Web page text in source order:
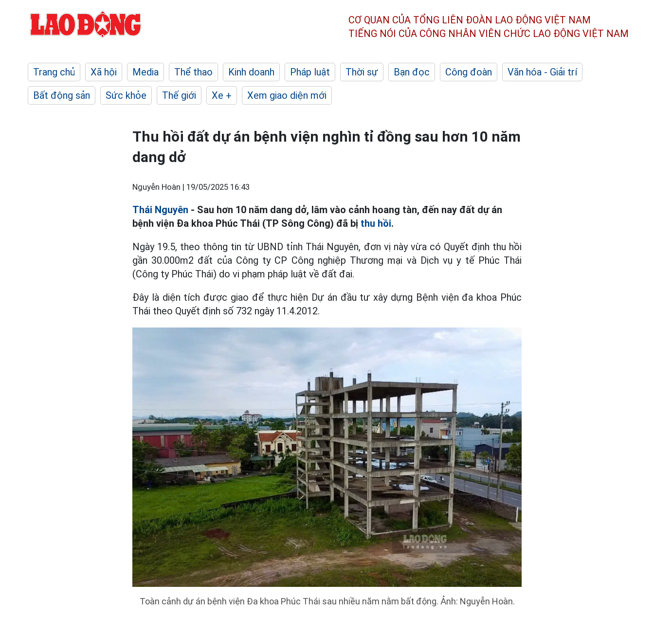
CƠ QUAN CỦA TỔNG LIÊN ĐOÀN LAO ĐỘNG VIỆT NAM
TIẾNG NÓI CỦA CÔNG NHÂN VIÊN CHỨC LAO ĐỘNG VIỆT NAM
Trang chủ Xã hội Media Thể thao Kinh doanh Pháp luật Thời sự Bạn đọc Công đoàn
Văn hóa - Giải trí
Bất động sản
Sức khỏe Thế giới Xe + Xem giao diện mới
Thu hồi đất dự án bệnh viện nghìn tỉ đồng sau hơn 10 năm
dang dở
Nguyễn Hoàn | 19/05/2025 16:43
Thái Nguyên - Sau hơn 10 năm dang dở, lâm vào cảnh hoang tàn, đến nay đất dự án
bệnh viện Đa khoa Phúc Thái (TP Sông Công) đã bị thu hồi.
Ngày 19.5, theo thông tin từ UBND tỉnh Thái Nguyên, đơn vị này vừa có Quyết định thu hồi
gần 30.000m2 đất của Công ty CP Công nghiệp Thương mại và Dịch vụ y tế Phúc Thái
(Công ty Phúc Thái) do vi phạm pháp luật về đất đai.
Đây là diện tích được giao để thực hiện Dự án đầu tư xây dựng Bệnh viện đa khoa Phúc
Thái theo Quyết định số 732 ngày 11.4.2012.
Toàn cảnh dự án bệnh viện Đa khoa Phúc Thái sau nhiều năm nằm bất động. Ảnh: Nguyễn Hoàn.